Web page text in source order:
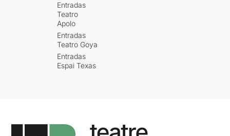
Entradas
Teatro
Apolo
Entradas
Teatro Goya
Entradas
Espai Texas